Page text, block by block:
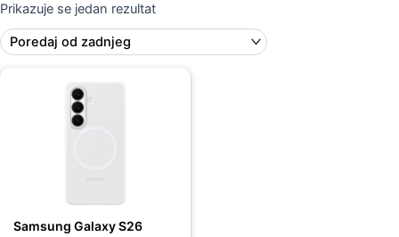
Prikazuje se jedan rezultat
Samsung Galaxy S26
109,00 KM.
99,00 KM.